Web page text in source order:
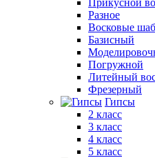
Прикусной
Разное
Восковые
Базисный
Погружной
Литейный
Фрезерный
Гипсы
2 класс
3 класс
4 класс
5 класс